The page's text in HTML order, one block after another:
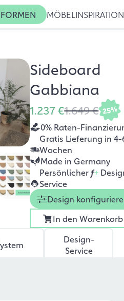
MÖBEL INSPIRATION
Sideboard
Gabbiana
1.237 €1.649 € 25%
0% Raten-
Gratis Lieferung in 4-
Wochen
Made in Germany
Persönlicher f+
Service
Design
In den Warenkorb
Design-
Service